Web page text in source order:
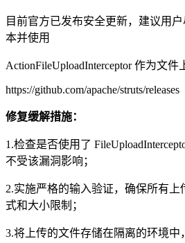
目前官方已发布安全更新，建议用
本并使用
ActionFileUploadInterceptor 作为文件
https://github.com/apache/struts/releases
修复缓解措施：
1.检查是否使用了
不受该漏洞影响；
2.实施严格的输入验证，确保所有
式和大小限制；
3.将上传的文件存储在隔离的环境